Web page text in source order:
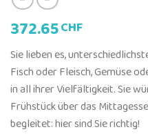
372.65CHF
Sie lieben es,
Fisch oder Fleisch, Gemüse
in all ihrer Vielfältigkeit. Sie
Frühstück über das
begleitet: hier sind Sie richtig!